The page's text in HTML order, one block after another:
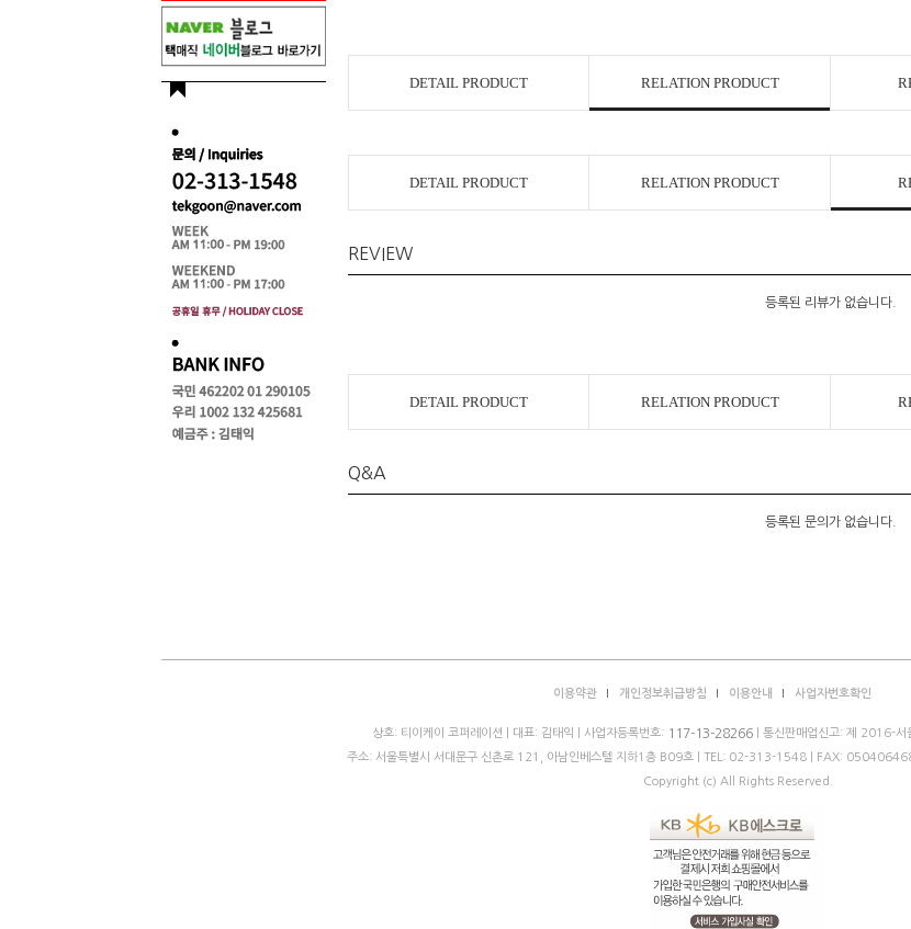
DETAIL PRODUCT RELATION PRODUCT
DETAIL PRODUCT RELATION PRODUCT
REVIEW
등록된 리뷰가 없습니다.
DETAIL PRODUCT RELATION PRODUCT
Q&A
등록된 문의가 없습니다.
이용약관 개인정보취급방침 이용안내 사업자번호확인
상호: 티이케이 코퍼레이션 | 대표: 김태익 | 사업자등록번호: 117-13-28266| 통신판매업신고: 제 2016-서
주소: 서울특별시 서대문구 신촌로 121, 아남인베스텔 지하1층 B09호 | TEL: 02-313-1548 | FAX:
Copyright (c) All Rights Reserved.